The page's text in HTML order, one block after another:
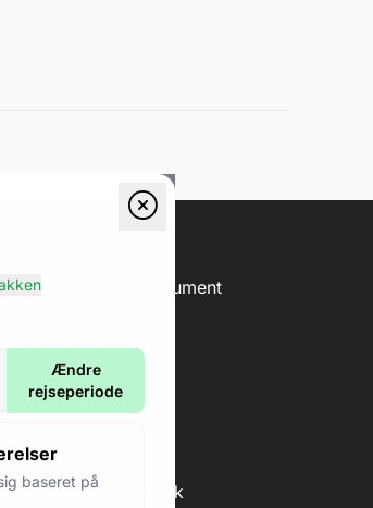
Ændre
rejseperiode
baseret på
Af Rejsedokument
Vælge Os?
Betingelser